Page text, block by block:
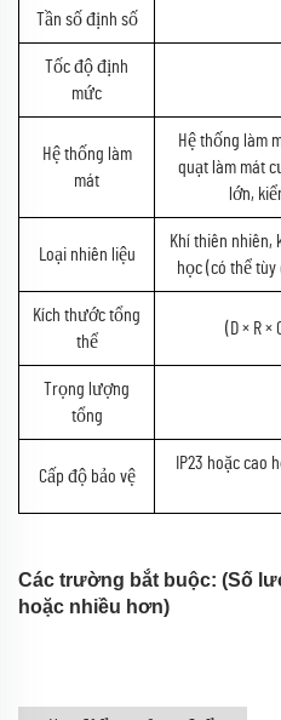
Tần số định số
Tốc độ định
mức
Hệ thống làm
mát
Hệ thống làm
quạt làm mát
lớn,
Loại nhiên liệu
Khí thiên nhiên,
học (có thể
Kích thước tổng
thể
(D × R ×
Trọng lượng
tổng
Cấp độ bảo vệ
IP23 hoặc cao
Các trường bắt buộc: (Số
hoặc nhiều hơn)